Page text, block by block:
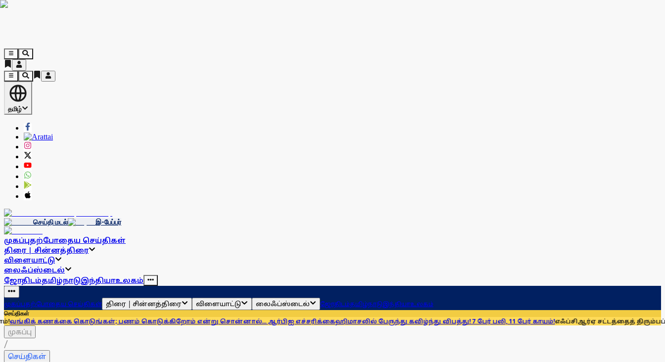
தமிழ்
செய்தி மடல் இ-பேப்பர்
முகப்புதற்போதைய செய்திகள்
திரை | சின்னத்திரை
விளையாட்டு
லைஃப்ஸ்டைல்
ஜோதிடம்தமிழ்நாடுஇந்தியாஉலகம்
முகப்புதற்போதைய செய்திகள் திரை | சின்னத்திரை விளையாட்டு லைஃப்ஸ்டைல் ஜோதிடம்தமிழ்நாடுஇந்தியாஉலகம்
செய்திகள்
கொடுங்கள்; பணம் கொடுக்கிறோம் என்று சொன்னால்... ஆர்பிஐ எச்சரிக்கைஹிமாசலில் பேருந்து கவிழ்ந்து விபத்து! 7 பேர் பலி, 11 பேர் காயம்!எஃப்சிஆர்ஏ சட்டத்தைத் திரும்பப் பெறுக:
முகப்பு
/
செய்திகள்